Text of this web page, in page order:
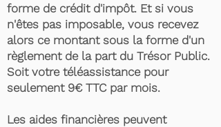
forme de crédit d'impôt. Et si vous
n'êtes pas imposable, vous recevez
alors ce montant sous la forme d'un
règlement de la part du Trésor Public.
Soit votre téléassistance pour
seulement 9€ TTC par mois.
Les aides financières peuvent